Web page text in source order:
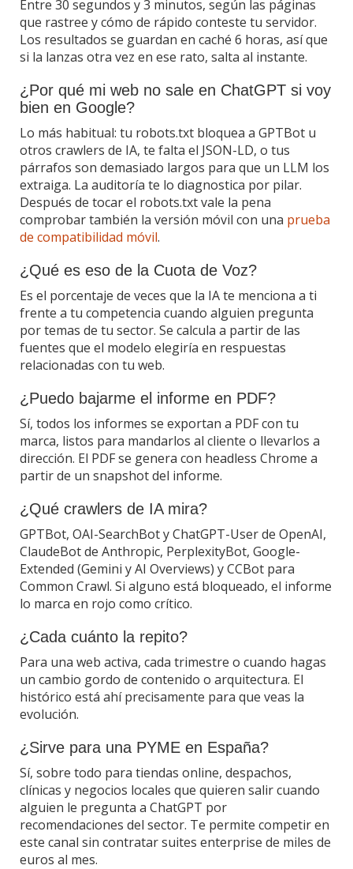
Entre 30 segundos y 3 minutos, según las páginas
que rastree y cómo de rápido conteste tu servidor.
Los resultados se guardan en caché 6 horas, así que
si la lanzas otra vez en ese rato, salta al instante.
¿Por qué mi web no sale en ChatGPT si voy
bien en Google?
Lo más habitual: tu robots.txt bloquea a GPTBot u
otros crawlers de IA, te falta el JSON-LD, o tus
párrafos son demasiado largos para que un LLM los
extraiga. La auditoría te lo diagnostica por pilar.
Después de tocar el robots.txt vale la pena
comprobar también la versión móvil con una prueba
de compatibilidad móvil.
¿Qué es eso de la Cuota de Voz?
Es el porcentaje de veces que la IA te menciona a ti
frente a tu competencia cuando alguien pregunta
por temas de tu sector. Se calcula a partir de las
fuentes que el modelo elegiría en respuestas
relacionadas con tu web.
¿Puedo bajarme el informe en PDF?
Sí, todos los informes se exportan a PDF con tu
marca, listos para mandarlos al cliente o llevarlos a
dirección. El PDF se genera con headless Chrome a
partir de un snapshot del informe.
¿Qué crawlers de IA mira?
GPTBot, OAI-SearchBot y ChatGPT-User de OpenAI,
ClaudeBot de Anthropic, PerplexityBot, Google-
Extended (Gemini y AI Overviews) y CCBot para
Common Crawl. Si alguno está bloqueado, el informe
lo marca en rojo como crítico.
¿Cada cuánto la repito?
Para una web activa, cada trimestre o cuando hagas
un cambio gordo de contenido o arquitectura. El
histórico está ahí precisamente para que veas la
evolución.
¿Sirve para una PYME en España?
Sí, sobre todo para tiendas online, despachos,
clínicas y negocios locales que quieren salir cuando
alguien le pregunta a ChatGPT por
recomendaciones del sector. Te permite competir en
este canal sin contratar suites enterprise de miles de
euros al mes.